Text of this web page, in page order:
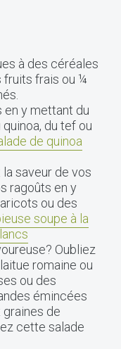
à des céréales
fruits frais ou ¼
en y mettant du
du tef ou
de quinoa
saveur de vos
ragoûts en y
ou des
soupe à la
Oubliez
romaine ou
ou des
émincées
de
cette salade